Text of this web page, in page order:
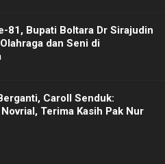
81, Bupati Boltara Dr Sirajudin
dan Seni di
Caroll Senduk:
Terima Kasih Pak Nur